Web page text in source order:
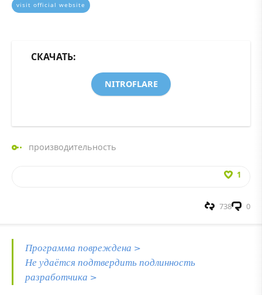
visit official website
СКАЧАТЬ:
NITROFLARE
производительность
1
0
738
Программа повреждена >
Не удаётся подтвердить подлинность
разработчика >